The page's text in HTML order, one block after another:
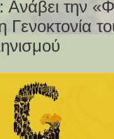
την
Γενοκτονία